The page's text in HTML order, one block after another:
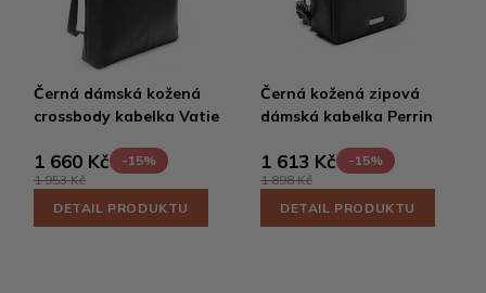
Černá dámská kožená
crossbody kabelka Vatie
1 660 Kč
-15%
1 953 Kč
DETAIL PRODUKTU
Černá kožená zipová
dámská kabelka Perrin
1 613 Kč
-15%
1 898 Kč
DETAIL PRODUKTU